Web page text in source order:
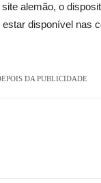
alemão, o
disponível nas
DA PUBLICIDADE